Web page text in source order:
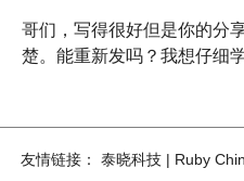
哥们，写得很好但是你的分
楚。能重新发吗？我想仔细
友情链接： 泰晓科技| Ruby